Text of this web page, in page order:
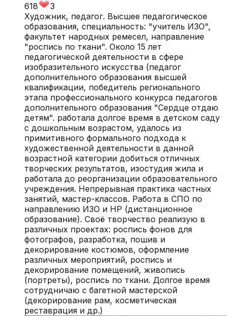
618
3
Художник, педагог. Высшее педагогическое
образования, специальность: "учитель ИЗО",
факультет народных ремесел, направление
"роспись по ткани". Около 15 лет
педагогической деятельности в сфере
изобразительного искусства (педагог
дополнительного образования высшей
квалификации, победитель регионального
этапа профессионального конкурса педагогов
дополнительного образования "Сердце отдаю
детям". работала долгое время в детском саду
с дошкольным возрастом, удалось из
примитивного формального подхода к
художественной деятельности в данной
возрастной категории добиться отличных
творческих результатов, изостудия жила и
работала до реорганизации образовательного
учреждения. Непрерывная практика частных
занятий, мастер-классов. Работа в СПО по
направлению ИЗО и НР (дистанционное
образование). Своё творчество реализую в
различных проектах: роспись фонов для
фотографов, разработка, пошив и
декорирование костюмов, оформление
различных мероприятий, роспись и
декорирование помещений, живопись
(портреты), роспись по ткани. Долгое время
сотрудничаю с багетной мастерской
(декорирование рам, косметическая
реставрация и др.)